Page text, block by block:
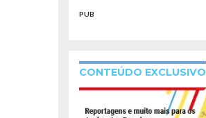
PUB
CONTEÚDO EXCLUSIVO